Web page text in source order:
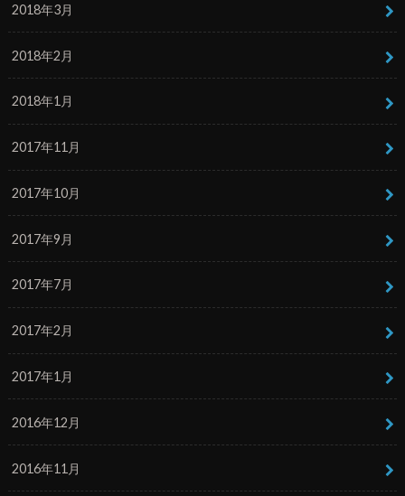
2018年3月
2018年2月
2018年1月
2017年11月
2017年10月
2017年9月
2017年7月
2017年2月
2017年1月
2016年12月
2016年11月